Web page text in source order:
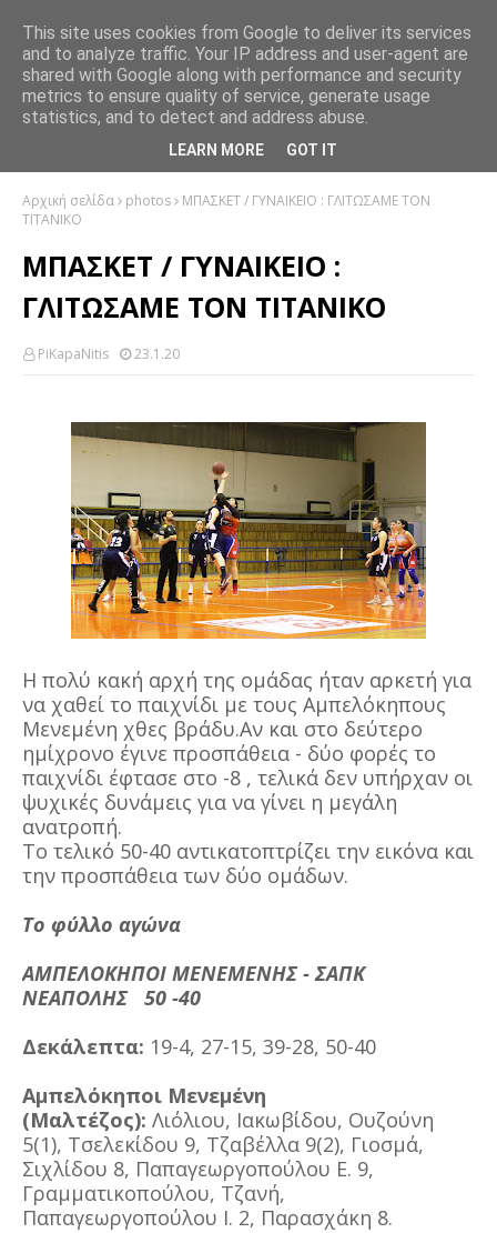
Αρχική σελίδα photos
ΜΠΑΣΚΕΤ / ΓΥΝΑΙΚΕΙΟ : ΓΛΙΤΩΣΑΜΕ ΤΟΝ
ΤΙΤΑΝΙΚΟ
ΜΠΑΣΚΕΤ / ΓΥΝΑΙΚΕΙΟ :
ΓΛΙΤΩΣΑΜΕ ΤΟΝ ΤΙΤΑΝΙΚΟ
PiKapaNitis 23.1.20
Η πολύ κακή αρχή της ομάδας ήταν αρκετή για
να χαθεί το παιχνίδι με τους Αμπελόκηπους
Μενεμένη χθες βράδυ.Αν και στο δεύτερο
ημίχρονο έγινε προσπάθεια - δύο φορές το
παιχνίδι έφτασε στο -8 , τελικά δεν υπήρχαν οι
ψυχικές δυνάμεις για να γίνει η μεγάλη
ανατροπή.
Το τελικό 50-40 αντικατοπτρίζει την εικόνα και
την προσπάθεια των δύο ομάδων.
Το φύλλο αγώνα
ΑΜΠΕΛΟΚΗΠΟΙ ΜΕΝΕΜΕΝΗΣ - ΣΑΠΚ
ΝΕΑΠΟΛΗΣ 50 -40
Δεκάλεπτα: 19-4, 27-15, 39-28, 50-40
Αμπελόκηποι Μενεμένη
(Μαλτέζος): Λιόλιου, Ιακωβίδου, Ουζούνη
5(1), Τσελεκίδου 9, Τζαβέλλα 9(2), Γιοσμά,
Σιχλίδου 8, Παπαγεωργοπούλου Ε. 9,
Γραμματικοπούλου, Τζανή,
Παπαγεωργοπούλου Ι. 2, Παρασχάκη 8.
This site uses cookies from Google to deliver its services
and to analyze traffic. Your IP address and user-agent are
shared with Google along with performance and security
metrics to ensure quality of service, generate usage
statistics, and to detect and address abuse.
LEARN MORE GOT IT